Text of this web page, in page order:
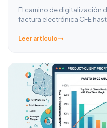
El camino de digitalización
factura electrónica CFE
Leer artículo